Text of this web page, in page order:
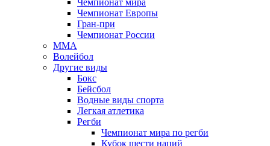
Чемпионат мира
Чемпионат Европы
Гран-при
Чемпионат России
MMA
Волейбол
Другие виды
Бокс
Бейсбол
Водные виды спорта
Легкая атлетика
Регби
Чемпионат мира по регби
Кубок шести наций